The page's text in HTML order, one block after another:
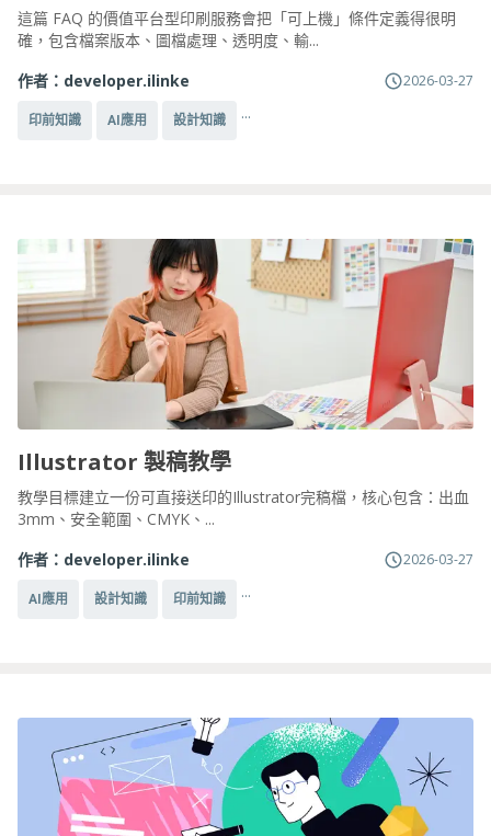
這篇 FAQ 的價值平台型印刷服務會把「可上機」條件定義得很明
確，包含檔案版本、圖檔處理、透明度、輸...
作者： developer.ilinke 2026-03-27
印前知識 AI應用 設計知識 ...
Illustrator 製稿教學
教學目標建立一份可直接送印的Illustrator完稿檔，核心包含：出血
3mm、安全範圍、CMYK、...
作者： developer.ilinke 2026-03-27
AI應用 設計知識 印前知識 ...